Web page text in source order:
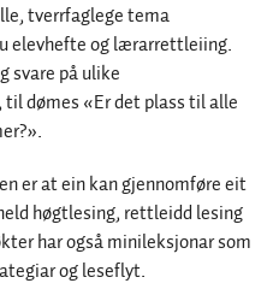
tverrfaglege tema
elevhefte og lærarrettleiing.
svare på ulike
dømes «Er det plass til alle
er at ein kan gjennomføre eit
høgtlesing, rettleidd lesing
har også minileksjonar som
og leseflyt.